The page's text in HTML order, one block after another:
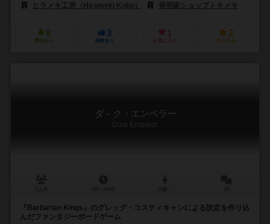
ヒラメキ工房（Hirameki Kobo）
発明家ショップトキメキ
9
興味あり
3
経験あり
1
お気に入り
2
持ってる
ダ－ク・エンペラー
Dark Emperor
『Barbarian Kings』のグレッグ・コスティキャンによる設定を作り込
んだファンタジーボードゲーム